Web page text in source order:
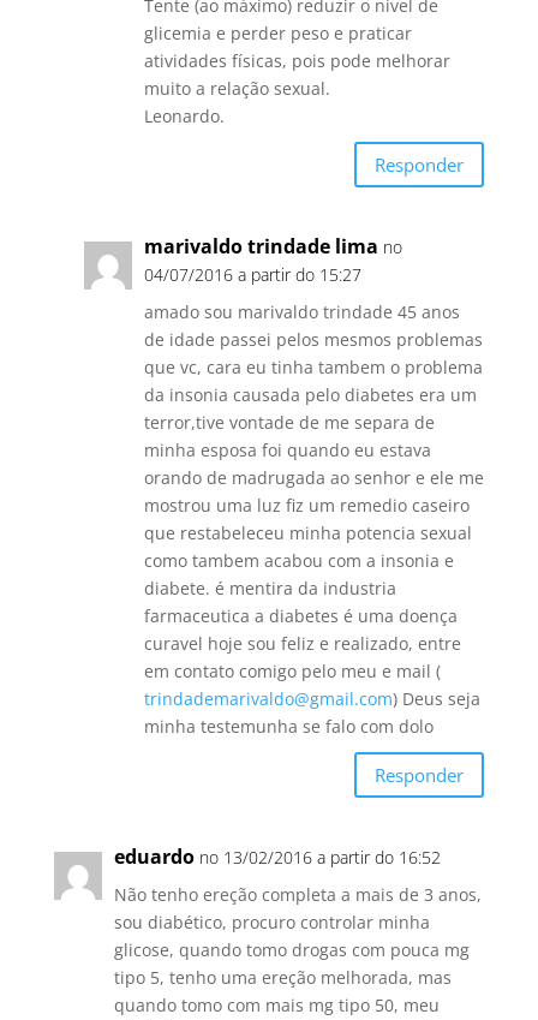
Tente (ao máximo) reduzir o nível de
glicemia e perder peso e praticar
atividades físicas, pois pode melhorar
muito a relação sexual.
Leonardo.
Responder
marivaldo trindade lima no
04/07/2016 a partir do 15:27
amado sou marivaldo trindade 45 anos
de idade passei pelos mesmos problemas
que vc, cara eu tinha tambem o problema
da insonia causada pelo diabetes era um
terror,tive vontade de me separa de
minha esposa foi quando eu estava
orando de madrugada ao senhor e ele me
mostrou uma luz fiz um remedio caseiro
que restabeleceu minha potencia sexual
como tambem acabou com a insonia e
diabete. é mentira da industria
farmaceutica a diabetes é uma doença
curavel hoje sou feliz e realizado, entre
em contato comigo pelo meu e mail (
trindademarivaldo@gmail.com) Deus seja
minha testemunha se falo com dolo
Responder
eduardo no 13/02/2016 a partir do 16:52
Não tenho ereção completa a mais de 3 anos,
sou diabético, procuro controlar minha
glicose, quando tomo drogas com pouca mg
tipo 5, tenho uma ereção melhorada, mas
quando tomo com mais mg tipo 50, meu